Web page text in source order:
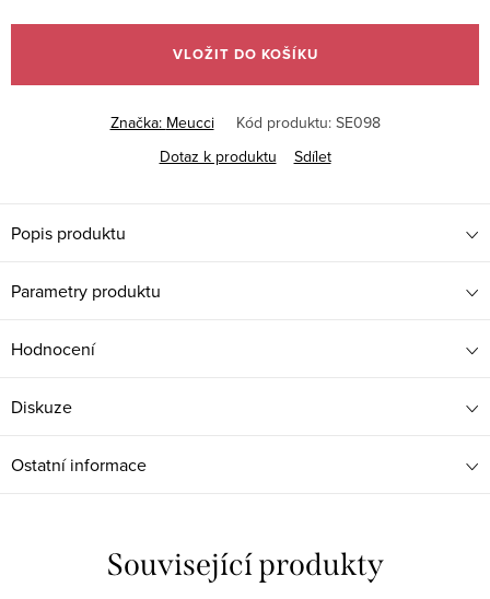
cena:
VLOŽIT DO KOŠÍKU
Značka: Meucci Kód produktu: SE098
Dotaz k produktu
Sdílet
Popis produktu
Parametry produktu
Hodnocení
Diskuze
Ostatní informace
Související produkty